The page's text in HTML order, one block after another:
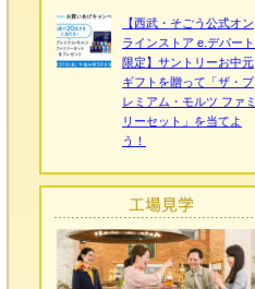
【西武・そごう公式オン
ラインストア e.デパート
限定】サントリーお中元
ギフトを贈って「ザ・プ
レミアム・モルツ ファミ
リーセット」を当てよ
う！